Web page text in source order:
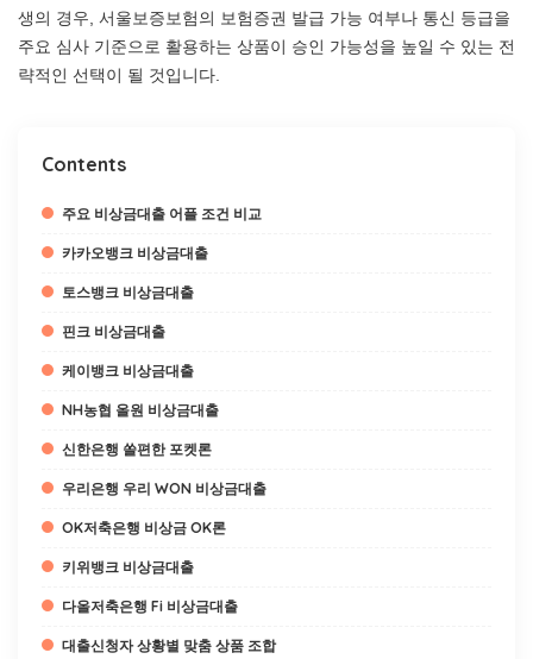
생의 경우, 서울보증보험의 보험증권 발급 가능 여부나 통신 등급을
주요 심사 기준으로 활용하는 상품이 승인 가능성을 높일 수 있는 전
략적인 선택이 될 것입니다.
Contents
주요 비상금대출 어플 조건 비교
카카오뱅크 비상금대출
토스뱅크 비상금대출
핀크 비상금대출
케이뱅크 비상금대출
NH농협 올원 비상금대출
신한은행 쏠편한 포켓론
우리은행 우리 WON 비상금대출
OK저축은행 비상금 OK론
키위뱅크 비상금대출
다올저축은행 Fi 비상금대출
대출신청자 상황별 맞춤 상품 조합